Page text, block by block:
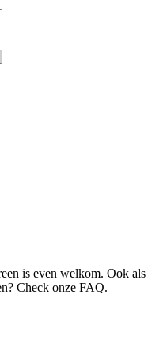
is even welkom. Ook als
Check onze FAQ.